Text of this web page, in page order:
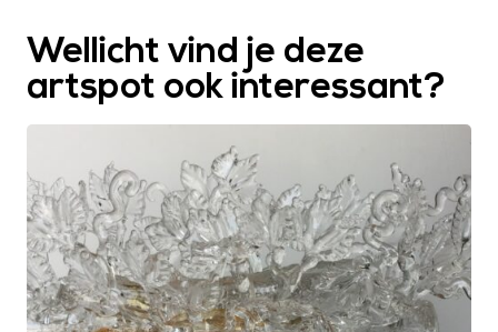
Wellicht vind je deze
artspot ook interessant?